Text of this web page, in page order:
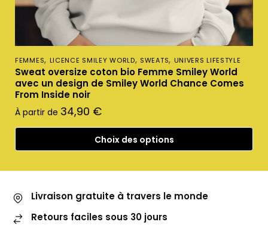
FEMMES, LICENCE SMILEY WORLD, SWEATS, UNIVERS LIFESTYLE
Sweat oversize coton bio Femme Smiley World
avec un design de Smiley World Chance Comes
From Inside noir
À partir de 34,90 €
Choix des options
Livraison gratuite à travers le monde
Retours faciles sous 30 jours